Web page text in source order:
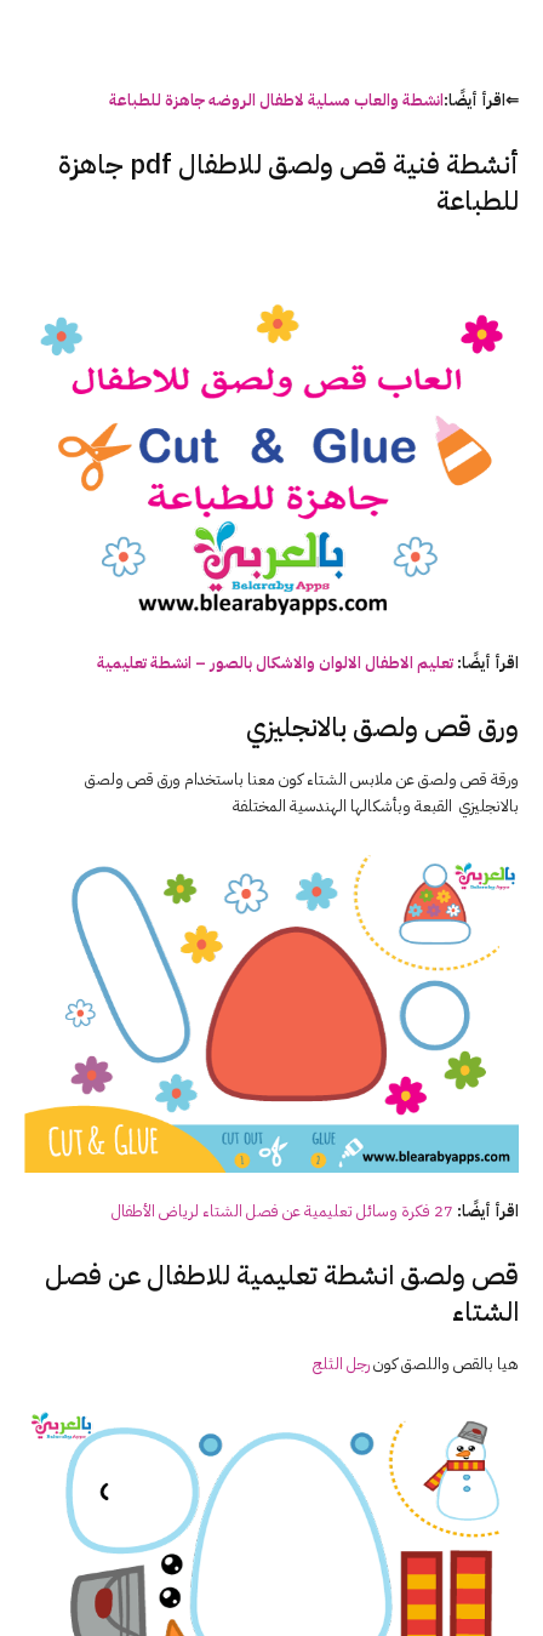
⇐اقرأ أيضًا:انشطة والعاب مسلية لاطفال الروضه جاهزة للطباعة
أنشطة فنية قص ولصق للاطفال pdf جاهزة
للطباعة
اقرأ أيضًا: تعليم الاطفال الالوان والاشكال بالصور – انشطة تعليمية
ورق قص ولصق بالانجليزي
ورقة قص ولصق عن ملابس الشتاء كون معنا باستخدام ورق قص ولصق
بالانجليزي القبعة وبأشكالها الهندسية المختلفة
اقرأ أيضًا: 27 فكرة وسائل تعليمية عن فصل الشتاء لرياض الأطفال
قص ولصق انشطة تعليمية للاطفال عن فصل
الشتاء
هيا بالقص واللصق كونرجل الثلج